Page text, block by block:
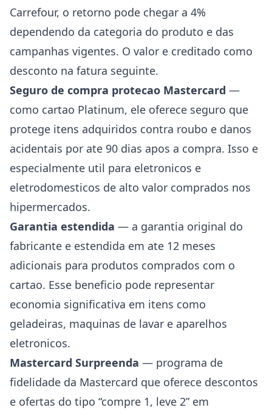
Carrefour, o retorno pode chegar a 4%
dependendo da categoria do produto e das
campanhas vigentes. O valor e creditado como
desconto na fatura seguinte.
Seguro de compra protecao Mastercard —
como cartao Platinum, ele oferece seguro que
protege itens adquiridos contra roubo e danos
acidentais por ate 90 dias apos a compra. Isso e
especialmente util para eletronicos e
eletrodomesticos de alto valor comprados nos
hipermercados.
Garantia estendida — a garantia original do
fabricante e estendida em ate 12 meses
adicionais para produtos comprados com o
cartao. Esse beneficio pode representar
economia significativa em itens como
geladeiras, maquinas de lavar e aparelhos
eletronicos.
Mastercard Surpreenda — programa de
fidelidade da Mastercard que oferece descontos
e ofertas do tipo “compre 1, leve 2” em